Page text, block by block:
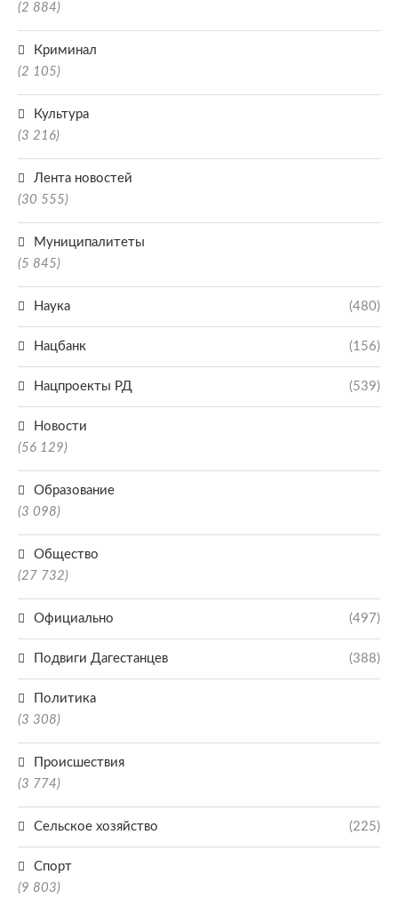
(2 884)
Криминал
(2 105)
Культура
(3 216)
Лента новостей
(30 555)
Муниципалитеты
(5 845)
Наука (480)
Нацбанк (156)
Нацпроекты РД (539)
Новости
(56 129)
Образование
(3 098)
Общество
(27 732)
Официально (497)
Подвиги Дагестанцев (388)
Политика
(3 308)
Происшествия
(3 774)
Сельское хозяйство (225)
Спорт
(9 803)